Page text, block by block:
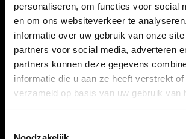
personaliseren, om functies voor social
en om ons websiteverkeer te
informatie over uw gebruik van onze
partners voor social media, adverteren
partners kunnen deze gegevens
informatie die u aan ze heeft verstrekt
verzameld op basis van uw gebruik van
✓ Verkrijgbaar in 21, 23 en 25 gram
✓ Compleet geleverd met GOAT Griptech
Finish Line flights
Barrel profiel: